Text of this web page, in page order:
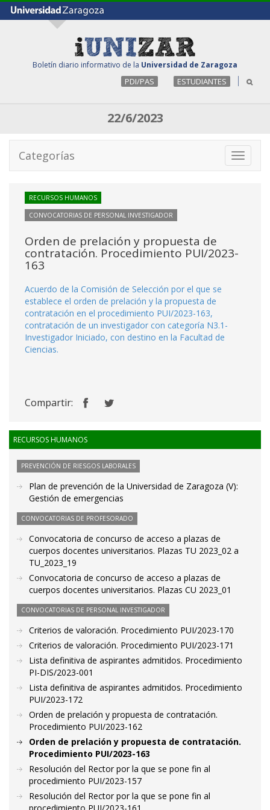
Boletín diario informativo de la Universidad de Zaragoza
PDI/PAS ESTUDIANTES
22/6/2023
Toggle
Categorías
RECURSOS HUMANOS
CONVOCATORIAS DE PERSONAL INVESTIGADOR
Orden de prelación y propuesta de
contratación. Procedimiento PUI/2023-
163
Acuerdo de la Comisión de Selección por el que se
establece el orden de prelación y la propuesta de
contratación en el procedimiento PUI/2023-163,
contratación de un investigador con categoría N3.1-
Investigador Iniciado, con destino en la Facultad de
Ciencias.
Compartir:
RECURSOS HUMANOS
PREVENCIÓN DE RIESGOS LABORALES
Plan de prevención de la Universidad de Zaragoza (V):
Gestión de emergencias
CONVOCATORIAS DE PROFESORADO
Convocatoria de concurso de acceso a plazas de
cuerpos docentes universitarios. Plazas TU 2023_02 a
TU_2023_19
Convocatoria de concurso de acceso a plazas de
cuerpos docentes universitarios. Plazas CU 2023_01
CONVOCATORIAS DE PERSONAL INVESTIGADOR
Criterios de valoración. Procedimiento PUI/2023-170
Criterios de valoración. Procedimiento PUI/2023-171
Lista definitiva de aspirantes admitidos. Procedimiento
PI-DIS/2023-001
Lista definitiva de aspirantes admitidos. Procedimiento
PUI/2023-172
Orden de prelación y propuesta de contratación.
Procedimiento PUI/2023-162
Orden de prelación y propuesta de contratación.
Procedimiento PUI/2023-163
Resolución del Rector por la que se pone fin al
procedimiento PUI/2023-157
Resolución del Rector por la que se pone fin al